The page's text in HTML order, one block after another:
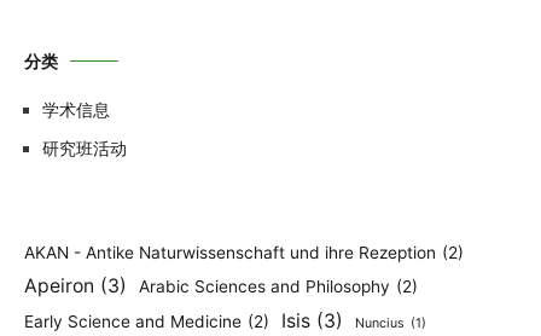
分类
学术信息
研究班活动
AKAN - Antike Naturwissenschaft und ihre Rezeption (2)
Apeiron (3) Arabic Sciences and Philosophy (2)
Early Science and Medicine (2) Isis (3) Nuncius (1)